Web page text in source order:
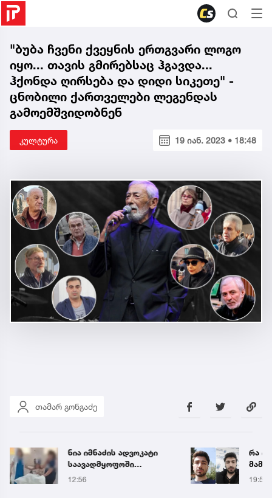
"ბუბა ჩვენი ქვეყნის ერთგვარი ლოგო
იყო... თავის გმირებსაც ჰგავდა...
ჰქონდა ღირსება და დიდი სიკეთე" -
ცნობილი ქართველები ლეგენდას
გამოემშვიდობნენ
კულტურა 19 იან. 2023 • 18:48
თამარ გონგაძე
ნია იმნაძის ადვოკატი
საავადმყოფოში
გადაღებულ კადრებს
12:56
რა
19:56